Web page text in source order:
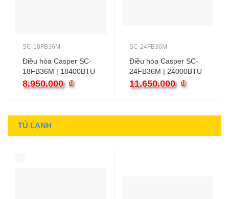
SC-18FB36M
Điều hòa Casper SC-
18FB36M | 18400BTU
1 chiều
8.950.000 ₫
SC-24FB36M
Điều hòa Casper SC-
24FB36M | 24000BTU
1 chiều
11.650.000 ₫
TỦ LẠNH